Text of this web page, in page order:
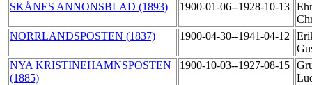
SKÅNES ANNONSBLAD (1893) 1900-01-06--1928-10-13
NORRLANDSPOSTEN (1837)
1900-04-30--1941-04-12
NYA KRISTINEHAMNSPOSTEN
(1885)
1900-10-03--1927-08-15